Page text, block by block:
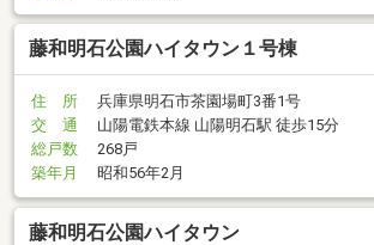
藤和明石公園ハイタウン１号棟
住 所
兵庫県明石市茶園場町3番1号
交 通
山陽電鉄本線 山陽明石駅 徒歩15分
総戸数
268戸
築年月
昭和56年2月
藤和明石公園ハイタウン